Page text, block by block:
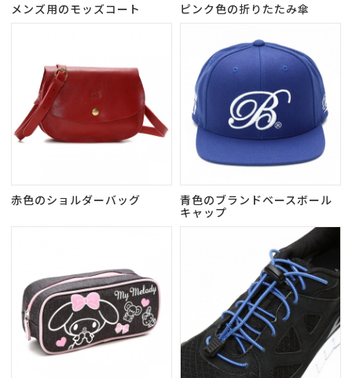
メンズ用のモッズコート ピンク色の折りたたみ傘
赤色のショルダーバッグ
青色のブランドベースボール
キャップ